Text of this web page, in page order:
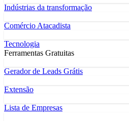
Indústrias da transformação
Comércio Atacadista
Tecnologia
Ferramentas Gratuitas
Gerador de Leads Grátis
Extensão
Lista de Empresas